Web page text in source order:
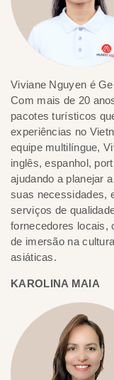
Viviane Nguyen é
Com mais de 20
pacotes turísticos
experiências no
equipe multilíngue,
inglês, espanhol,
ajudando a planejar
suas necessidades,
serviços de
fornecedores locais,
de imersão na
asiáticas.
KAROLINA MAIA